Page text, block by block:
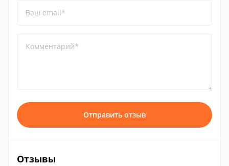
Ваш email*
Комментарий*
Отправить отзыв
Отзывы